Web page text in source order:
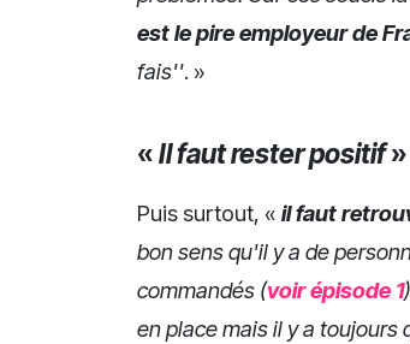
est le pire employeur de
fais''. »
«Il faut rester positif»
Puis surtout, « il faut
bon sens qu'il y a de
commandés (voir épisode 1
en place mais il y a toujours